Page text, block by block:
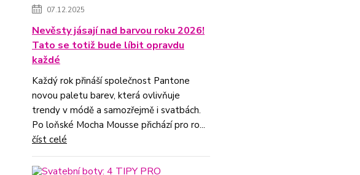
07.12.2025
Nevěsty jásají nad barvou roku 2026!
Tato se totiž bude líbit opravdu
každé
Každý rok přináší společnost Pantone
novou paletu barev, která ovlivňuje
trendy v módě a samozřejmě i svatbách.
Po loňské Mocha Mousse přichází pro ro...
číst celé